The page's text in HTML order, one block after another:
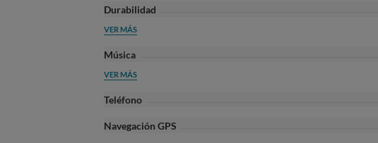
Durabilidad
VER MÁS
Música
VER MÁS
Teléfono
Navegación GPS